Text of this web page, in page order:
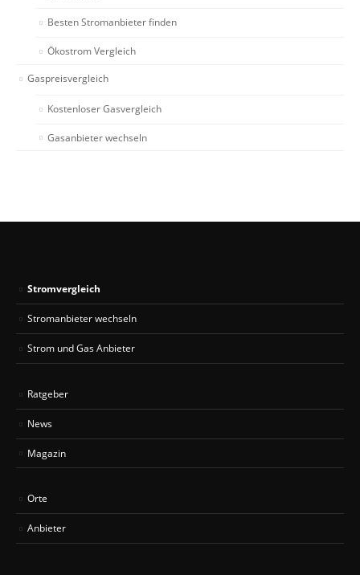
Besten Stromanbieter finden
Ökostrom Vergleich
Gaspreisvergleich
Kostenloser Gasvergleich
Gasanbieter wechseln
Stromvergleich
Stromanbieter wechseln
Strom und Gas Anbieter
Ratgeber
News
Magazin
Orte
Anbieter